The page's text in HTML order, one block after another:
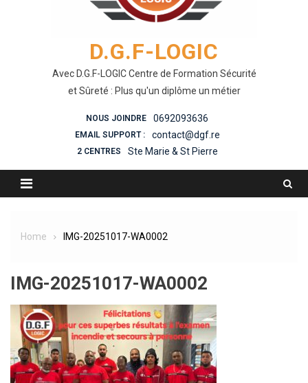
D.G.F-LOGIC
Avec D.G.F-LOGIC Centre de Formation Sécurité
et Sûreté : Plus qu'un diplôme un métier
NOUS JOINDRE 0692093636
EMAIL SUPPORT : contact@dgf.re
2 CENTRES Ste Marie & St Pierre
Home IMG-20251017-WA0002
IMG-20251017-WA0002